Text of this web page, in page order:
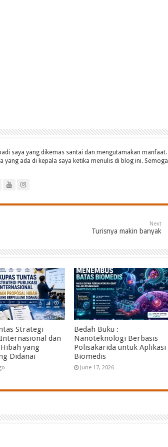
saya yang dikemas santai dan mengutamakan manfaat.
yang ada di kepala saya ketika menulis di blog ini. Semoga
Next
Turisnya makin banyak
Strategi
dan
yang
Didanai
Bedah Buku :
Nanoteknologi Berbasis
Polisakarida untuk Aplikasi
Biomedis
June 17, 2026